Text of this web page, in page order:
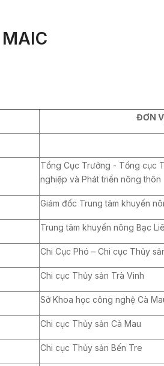
ĐƠN
Tổng Cục Trưởng - Tổng cục
nghiệp và Phát triển nông thôn
Giám đốc Trung tâm khuyến
Trung tâm khuyến nông Bạc
Chi Cục Phó – Chi cục Thủy
Chi cục Thủy sản Trà Vinh
Sở Khoa học công nghệ Cà
Chi cục Thủy sản Cà Mau
Chi cục Thủy sản Bến Tre